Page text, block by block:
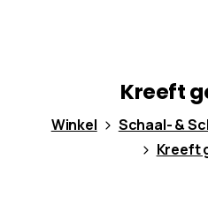
Kreeft
Winkel Schaal- &
Kreeft